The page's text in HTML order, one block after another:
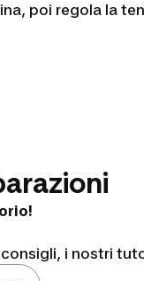
poi regola la
i nostri